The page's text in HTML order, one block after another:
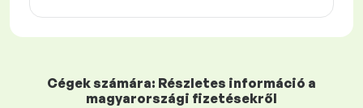
Cégek számára: Részletes információ a
magyarországi fizetésekről